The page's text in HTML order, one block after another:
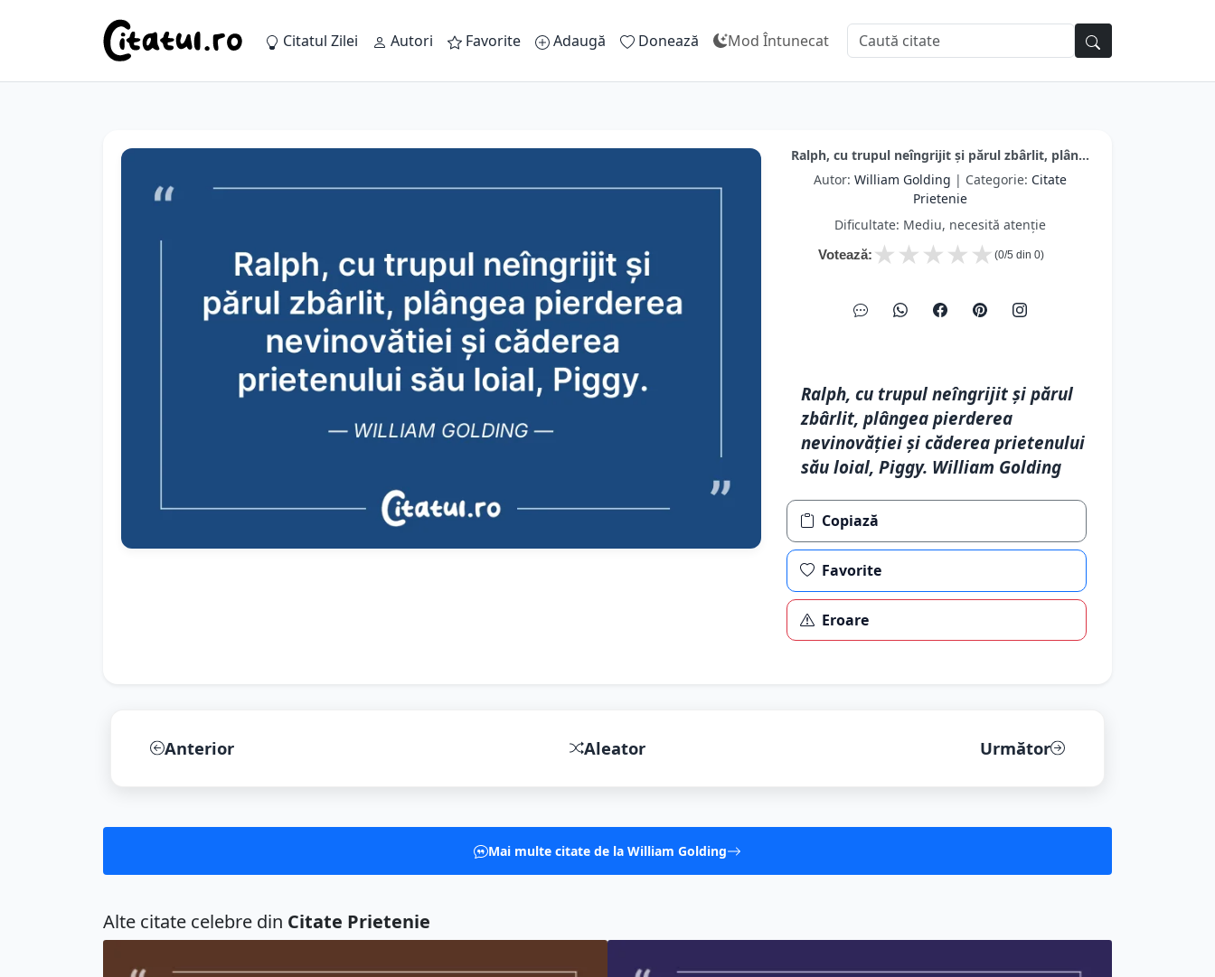
Citatul Zilei Autori Favorite Adaugă Donează Mod Întunecat
Ralph, cu trupul neîngrijit și părul zbârlit, plân...
Autor: William Golding | Categorie: Citate
Prietenie
Dificultate: Mediu, necesită atenție
Votează: ★
★
★
★
★ (0/5 din 0)
Ralph, cu trupul neîngrijit și părul
zbârlit, plângea pierderea
nevinovăției și căderea prietenului
său loial, Piggy. William Golding
Copiază
Favorite
Eroare
Anterior Aleator Următor
Mai multe citate de la William Golding
Alte citate celebre din Citate Prietenie